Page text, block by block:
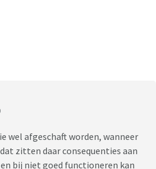
wel afgeschaft worden, wanneer
zitten daar consequenties aan
bij niet goed functioneren kan